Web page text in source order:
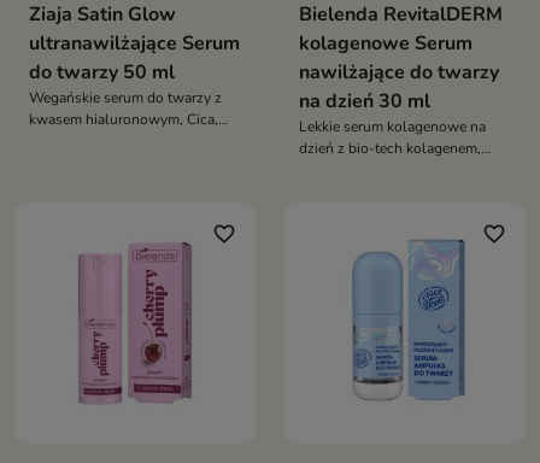
Ziaja Satin Glow
ultranawilżające Serum
do twarzy 50 ml
Wegańskie serum do twarzy z
kwasem hialuronowym, Cica,
Bielenda RevitalDERM
kolagenowe Serum
nawilżające do twarzy
na dzień 30 ml
Lekkie serum kolagenowe na
dzień z bio-tech kolagenem,
przywracając jej jędrność,
elastyczność i zdrowy blask
favorite_border favorite_border